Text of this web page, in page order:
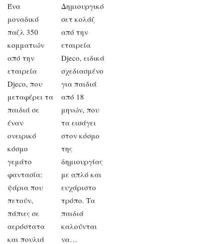
Ένα
μοναδικό
παζλ 350
κομματιών
από την
εταιρεία
Djeco, που
μεταφέρει τα
παιδιά σε
έναν
ονειρικό
κόσμο
γεμάτο
φαντασία:
ψάρια που
πετούν,
πάπιες σε
αερόστατα
και πουλιά
Δημιουργικό
σετ κολάζ
από την
εταιρεία
Djeco, ειδικά
σχεδιασμένο
για παιδιά
από 18
μηνών, που
τα εισάγει
στον κόσμο
της
δημιουργίας
με απλό και
ευχάριστο
τρόπο. Τα
παιδιά
καλούνται
να…